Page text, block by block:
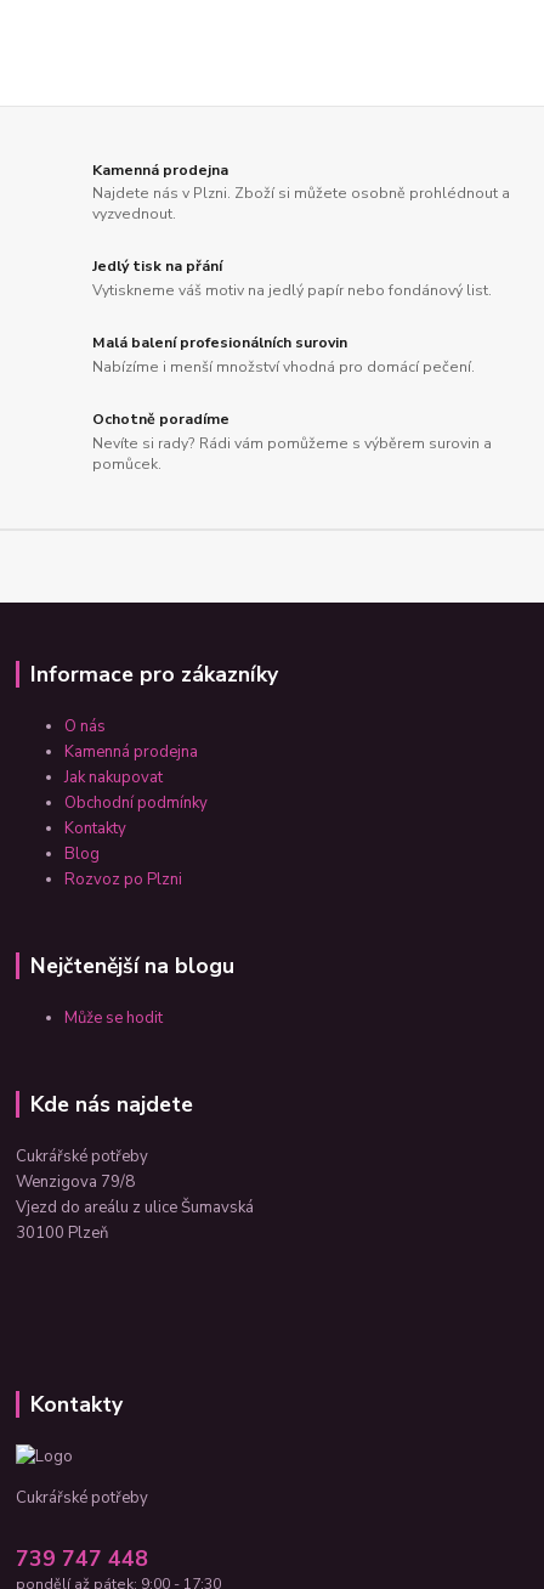
Kamenná prodejna
Najdete nás v Plzni. Zboží si můžete osobně prohlédnout a
vyzvednout.
Jedlý tisk na přání
Vytiskneme váš motiv na jedlý papír nebo fondánový list.
Malá balení profesionálních surovin
Nabízíme i menší množství vhodná pro domácí pečení.
Ochotně poradíme
Nevíte si rady? Rádi vám pomůžeme s výběrem surovin a
pomůcek.
Informace pro zákazníky
O nás
Kamenná prodejna
Jak nakupovat
Obchodní podmínky
Kontakty
Blog
Rozvoz po Plzni
Nejčtenější na blogu
Může se hodit
Kde nás najdete
Cukrářské potřeby
Wenzigova 79/8
Vjezd do areálu z ulice Šumavská
30100 Plzeň
Kontakty
Cukrářské potřeby
739 747 448
pondělí až pátek: 9:00 - 17:30